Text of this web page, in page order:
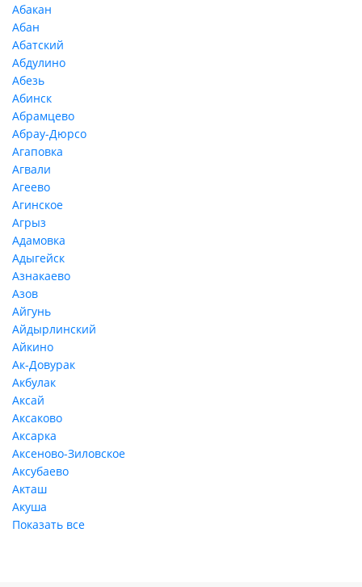
Абакан
Абан
Абатский
Абдулино
Абезь
Абинск
Абрамцево
Абрау-Дюрсо
Агаповка
Агвали
Агеево
Агинское
Агрыз
Адамовка
Адыгейск
Азнакаево
Азов
Айгунь
Айдырлинский
Айкино
Ак-Довурак
Акбулак
Аксай
Аксаково
Аксарка
Аксеново-Зиловское
Аксубаево
Акташ
Акуша
Показать все